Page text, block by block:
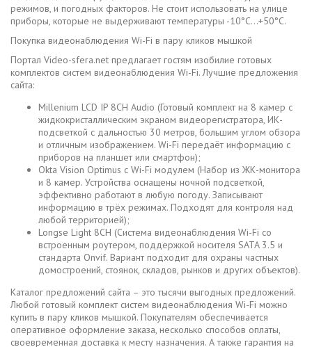
режимов, и погодных факторов. Не стоит использовать на улице
приборы, которые не выдерживают температуры -10°C…+50°C.
Покупка видеонаблюдения Wi-Fi в пару кликов мышкой
Портал Video-sfera.net предлагает гостям изобилие готовых
комплектов систем видеонаблюдения Wi-Fi. Лучшие предложения
сайта:
Millenium LCD IP 8CH Audio (Готовый комплект на 8 камер с
жидкокристаллическим экраном видеорегистратора, ИК-
подсветкой с дальностью 30 метров, большим углом обзора
и отличным изображением. Wi-Fi передаёт информацию с
приборов на планшет или смартфон);
Okta Vision Optimus с Wi-Fi модулем (Набор из ЖК-монитора
и 8 камер. Устройства оснащены ночной подсветкой,
эффективно работают в любую погоду. Записывают
информацию в трёх режимах. Подходят для контроля над
любой территорией);
Longse Light 8CH (Система видеонаблюдения Wi-Fi со
встроенным роутером, поддержкой носителя SATA 3.5 и
стандарта Onvif. Вариант подходит для охраны частных
домостроений, стоянок, складов, рынков и других объектов).
Каталог предложений сайта – это тысячи выгодных предложений.
Любой готовый комплект систем видеонаблюдения Wi-Fi можно
купить в пару кликов мышкой. Покупателям обеспечивается
оперативное оформление заказа, несколько способов оплаты,
своевременная доставка к месту назначения. А также гарантия на